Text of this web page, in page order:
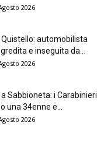
2026
automobilista
e inseguita da...
2026
Sabbioneta: i Carabinieri
una 34enne e...
2026